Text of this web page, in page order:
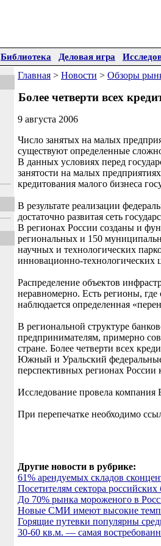
Библиотека Деловая игра
Главная > Новости > Обзоры
Более четверти всех
9 августа 2006
Число занятых на малых
существуют определенные
В данных условиях перед
занятости на малых
кредитования малого бизнеса
В результате реализации
достаточно развитая сеть
В регионах России созданы и
региональных и 150
научных и технологических
инновационно-технологических
Распределение объектов
неравномерно. Есть регионы,
наблюдается определенная
В региональной структуре
предпринимателям, примерно
стране. Более четверти всех
Южный и Уральский федеральные
перспективных регионах России
Исследование провела компания
При перепечатке необходимо
Другие новости в рубрике:
61% арендуемых складов
Посетителям сектора
До 70% рынка мороженого в
Новые СМИ имеют высокие
Горящие путевки популярны
30-60 кв.м. — самая